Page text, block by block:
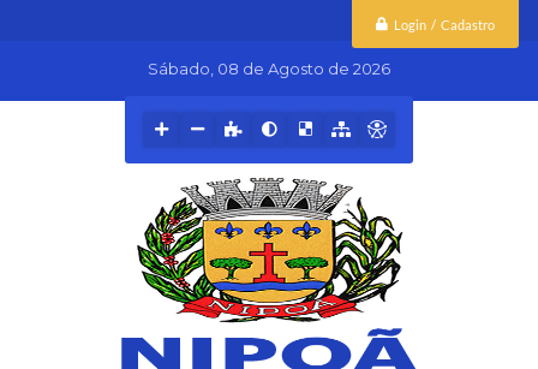
Login / Cadastro
Sábado 08 de Agosto de 2026